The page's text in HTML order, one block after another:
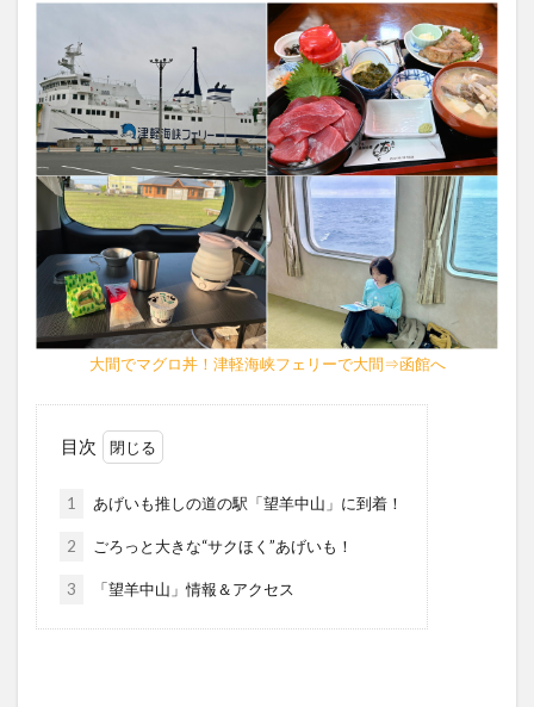
大間でマグロ丼！津軽海峡フェリーで大間⇒函館へ
目次
1 あげいも推しの道の駅「望羊中山」に到着！
2 ごろっと大きな“サクほく”あげいも！
3 「望羊中山」情報＆アクセス